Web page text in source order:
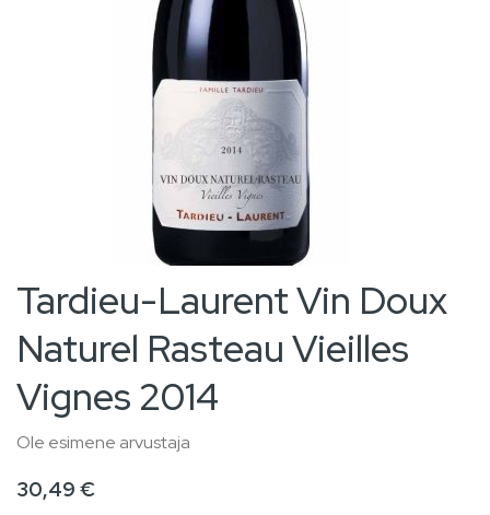
to
the
of
the
gallery
Tardieu-Laurent Vin Doux
Naturel Rasteau Vieilles
Vignes 2014
Ole esimene arvustaja
30,49 €